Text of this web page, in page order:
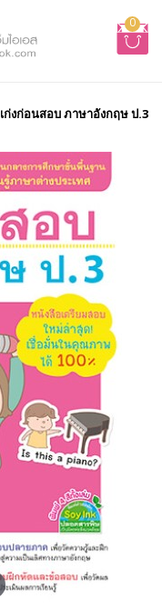
0
เก่งก่อนสอบ ภาษาอังกฤษ ป.3